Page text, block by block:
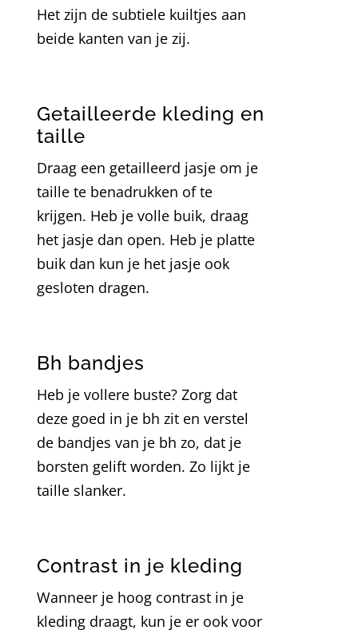
Het zijn de subtiele kuiltjes aan
beide kanten van je zij.
Getailleerde kleding en
taille
Draag een getailleerd jasje om je
taille te benadrukken of te
krijgen. Heb je volle buik, draag
het jasje dan open. Heb je platte
buik dan kun je het jasje ook
gesloten dragen.
Bh bandjes
Heb je vollere buste? Zorg dat
deze goed in je bh zit en verstel
de bandjes van je bh zo, dat je
borsten gelift worden. Zo lijkt je
taille slanker.
Contrast in je kleding
Wanneer je hoog contrast in je
kleding draagt, kun je er ook voor